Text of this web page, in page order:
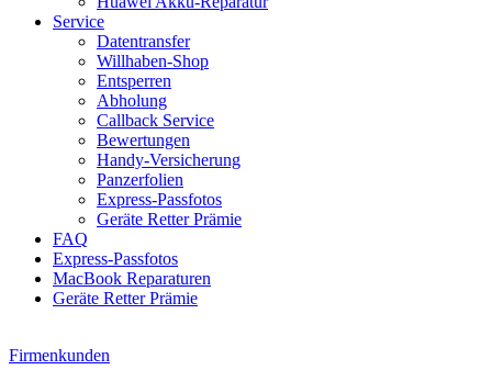
Service
Datentransfer
Willhaben-Shop
Entsperren
Abholung
Callback Service
Bewertungen
Handy-Versicherung
Panzerfolien
Express-Passfotos
Geräte Retter Prämie
FAQ
Express-Passfotos
MacBook Reparaturen
Geräte Retter Prämie
Firmenkunden